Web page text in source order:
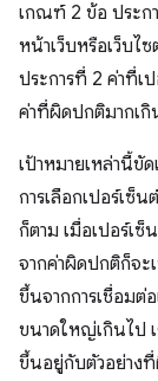
เกณฑ์ 2 ข้อ ประกา
หน้าเว็บหรือเว็บไ
ประการที่ 2 ค่าที่เ
ค่าที่ผิดปกติมากเกิ
เป้าหมายเหล่านี้ขั
การเลือกเปอร์เซ็
ก็ตาม เมื่อเปอร์เ
จากค่าผิดปกติก็จะ
ขึ้นจากการเชื่อมต่
ขนาดใหญ่เกินไป เ
ขึ้นอยู่กับตัวอย่างที่